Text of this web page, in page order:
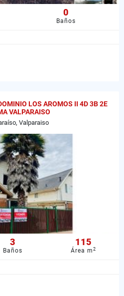
0
Baños
LOS AROMOS II 4D 3B 2E
VALPARAISO
Valparaiso
3
Baños
115
Área m2